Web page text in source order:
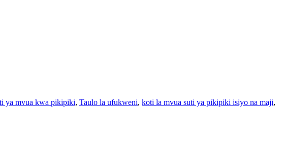
ya mvua kwa pikipiki, Taulo la ufukweni, koti la mvua suti ya pikipiki isiyo na maji,